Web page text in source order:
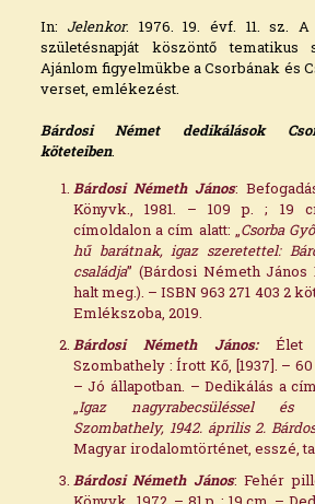
In: Jelenkor. 1976. 19. évf. 11. sz. A
születésnapját köszöntő
Ajánlom figyelmükbe a Csorbának és
verset, emlékezést.
Bárdosi Német dedikálások
köteteiben.
Bárdosi Németh János:
Könyvk., 1981. – 109 p. ; 19
címoldalon a cím alatt: „Csorba
hű barátnak, igaz szeretettel:
családja” (Bárdosi Németh János
halt meg.). – ISBN 963 271 403 2
Emlékszoba, 2019.
Bárdosi Németh János:Élet
Szombathely : Írott Kő, [1937]. –
– Jó állapotban. – Dedikálás a
„Igaz nagyrabecsüléssel és
Szombathely, 1942. április 2.
Magyar irodalomtörténet, esszé,
Bárdosi Németh János: Fehér